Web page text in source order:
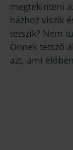
megtekinteni
házhoz viszik
tetszik? Nem
Önnek tetsző
azt, ami